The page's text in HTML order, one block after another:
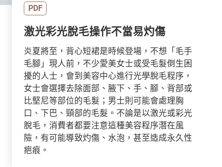
PDF
激光彩光脫毛操作不當易灼傷
炎夏將至，背心短裙是時候登場，不想「毛手
毛腳」現人前，不少愛美女士或受毛髮倒生困
擾的人士，會到美容中心進行光學脫毛程序，
女士會選擇去除面部、腋下、手、腳、背部或
比堅尼等部位的毛髮；男士則可能會處理胸
口、下巴、頸部的毛髮。不論是以激光或彩光
脫毛，消費者都要注意這種美容程序潛在風
險，有可能導致灼傷、水泡，甚至造成永久性
疤痕。